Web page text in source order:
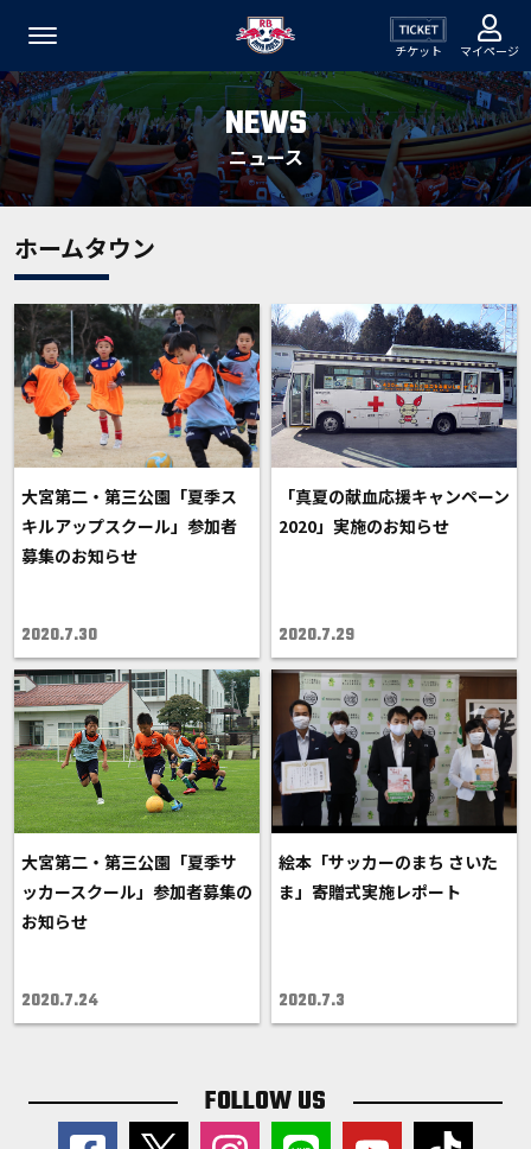
チケット マイページ
NEWS
ニュース
ホームタウン
大宮第二・第三公園「夏季ス
キルアップスクール」参加者
募集のお知らせ
2020.7.30
「真夏の献血応援キャンペーン
2020」実施のお知らせ
2020.7.29
大宮第二・第三公園「夏季サ
ッカースクール」参加者募集の
お知らせ
2020.7.24
絵本「サッカーのまち さいた
ま」寄贈式実施レポート
2020.7.3
FOLLOW US